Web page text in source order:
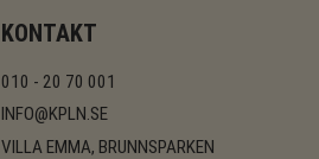
KONTAKT
010 - 20 70 001
INFO@KPLN.SE
VILLA EMMA, BRUNNSPARKEN